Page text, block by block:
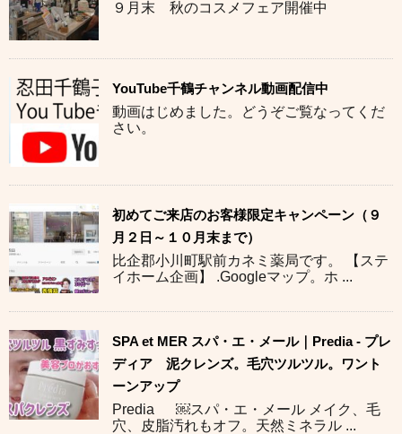
９月末 秋のコスメフェア開催中
YouTube千鶴チャンネル動画配信中
動画はじめました。どうぞご覧なってくだ
さい。
初めてご来店のお客様限定キャンペーン（９
月２日～１０月末まで）
比企郡小川町駅前カネミ薬局です。 【ステ
イホーム企画】 .Googleマップ。ホ ...
SPA et MER スパ・エ・メール｜Predia - プレ
ディア 泥クレンズ。毛穴ツルツル。ワント
ーンアップ
Predia ￼スパ・エ・メール メイク、毛
穴、皮脂汚れもオフ。天然ミネラル ...